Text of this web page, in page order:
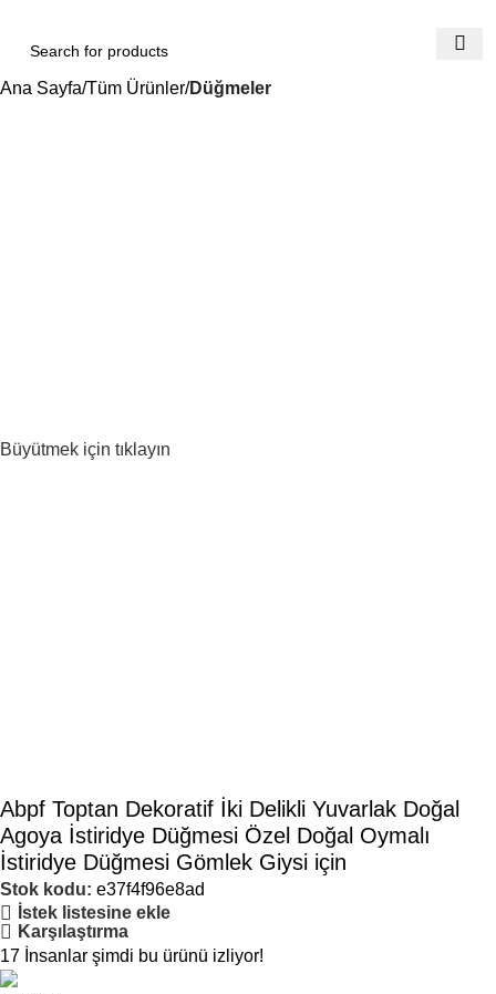
Ana Sayfa Tüm Ürünler Düğmeler
Büyütmek için tıklayın
Abpf Toptan Dekoratif İki Delikli Yuvarlak Doğal
Agoya İstiridye Düğmesi Özel Doğal Oymalı
İstiridye Düğmesi Gömlek Giysi için
Stok kodu: e37f4f96e8ad
İstek listesine ekle
Karşılaştırma
17 İnsanlar şimdi bu ürünü izliyor!